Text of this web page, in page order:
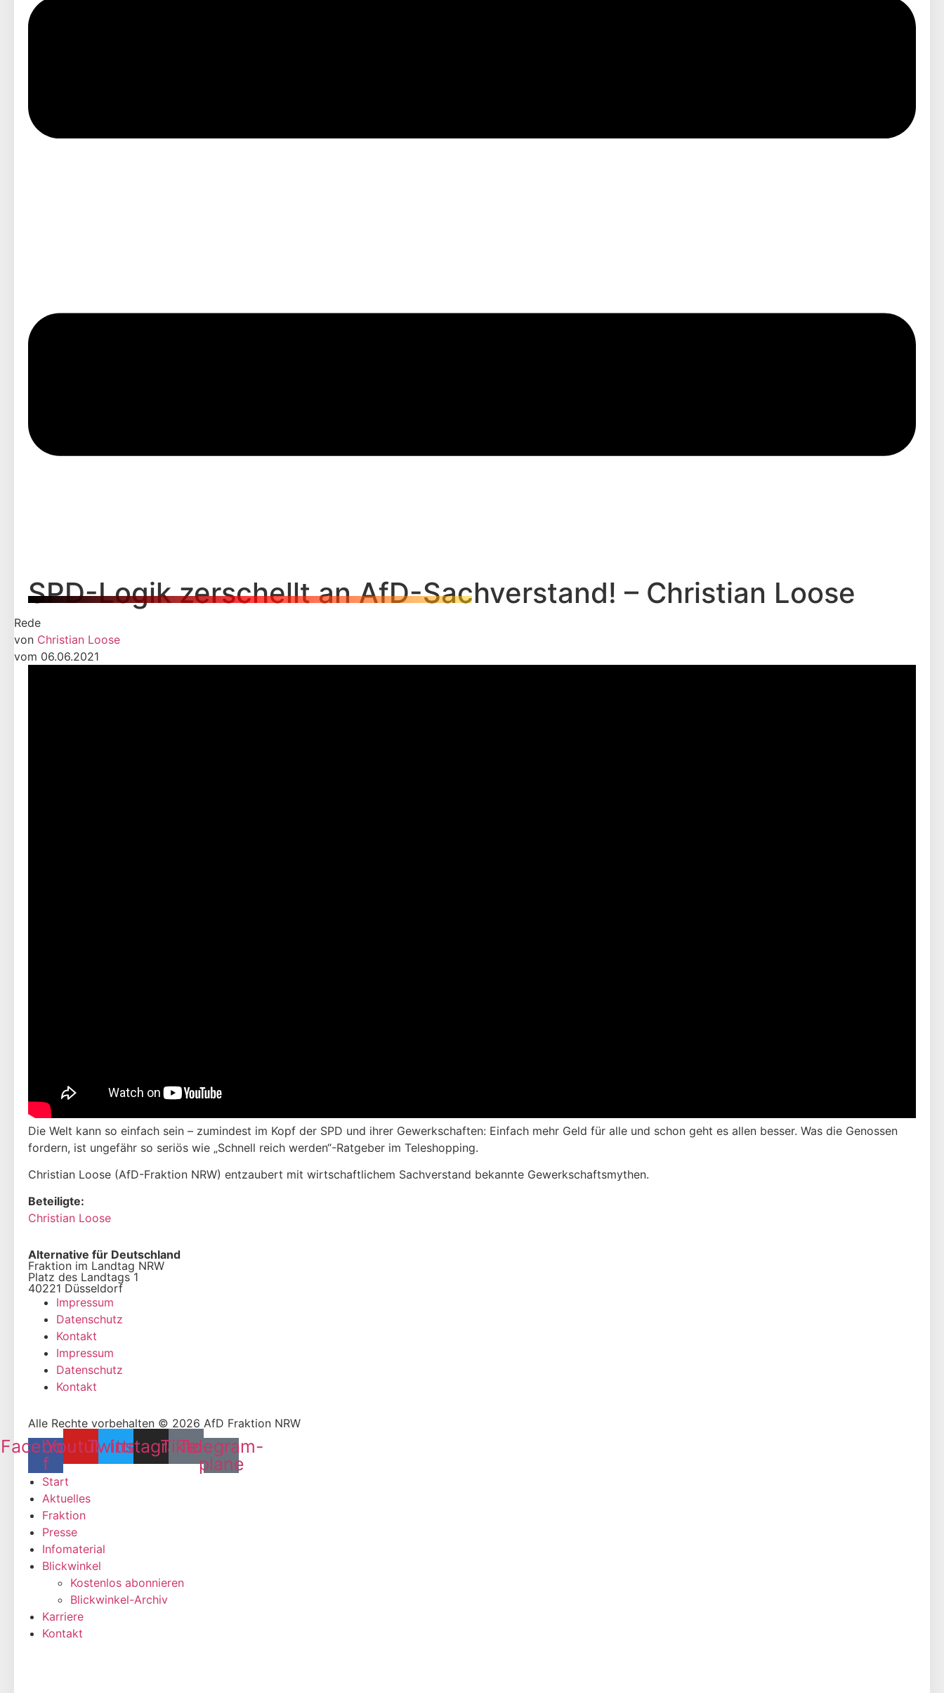
SPD-Logik zerschellt an AfD-Sachverstand! – Christian Loose
Rede
von Christian Loose
vom 06.06.2021
Die Welt kann so einfach sein – zumindest im Kopf der SPD und ihrer Gewerkschaften: Einfach mehr Geld für alle und schon geht es allen besser. Was die Genossen
fordern, ist ungefähr so seriös wie „Schnell reich werden“-Ratgeber im Teleshopping.
Christian Loose (AfD-Fraktion NRW) entzaubert mit wirtschaftlichem Sachverstand bekannte Gewerkschaftsmythen.
Beteiligte:
Christian Loose
Alternative für Deutschland
Fraktion im Landtag NRW
Platz des Landtags 1
40221 Düsseldorf
Impressum
Datenschutz
Kontakt
Impressum
Datenschutz
Kontakt
Alle Rechte vorbehalten © 2026 AfD Fraktion NRW
Facebook-
f
YoutubeTwitter
Instagram
Tiktok
Telegram-
plane
Start
Aktuelles
Fraktion
Presse
Infomaterial
Blickwinkel
Kostenlos abonnieren
Blickwinkel-Archiv
Karriere
Kontakt